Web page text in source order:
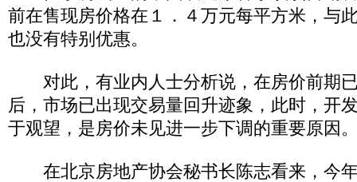
前在售现房价格在１．４万元每平方米，与
也没有特别优惠。
对此，有业内人士分析说，在房价前期
后，市场已出现交易量回升迹象，此时，开
于观望，是房价未见进一步下调的重要原因
在北京房地产协会秘书长陈志看来，今